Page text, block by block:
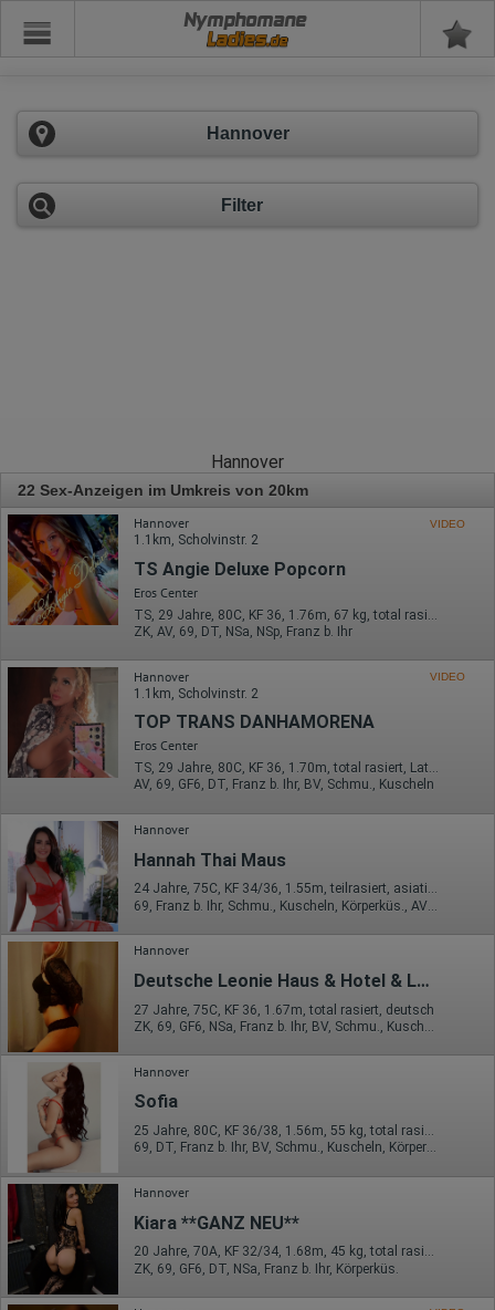
Nymphomane
Hannover
Filter
Hannover
22 Sex-Anzeigen im Umkreis von 20km
Hannover VIDEO
1.1km, Scholvinstr. 2
TS Angie Deluxe Popcorn
Eros Center
TS, 29 Jahre, 80C, KF 36, 1.76m, 67 kg, total rasiert, Latina
ZK, AV, 69, DT, NSa, NSp, Franz b. Ihr
Hannover VIDEO
1.1km, Scholvinstr. 2
TOP TRANS DANHAMORENA
Eros Center
TS, 29 Jahre, 80C, KF 36, 1.70m, total rasiert, Latina
AV, 69, GF6, DT, Franz b. Ihr, BV, Schmu., Kuscheln
Hannover
Hannah Thai Maus
24 Jahre, 75C, KF 34/36, 1.55m, teilrasiert, asiatisch
Hannover
Deutsche Leonie Haus & Hotel & Lkw Dates
27 Jahre, 75C, KF 36, 1.67m, total rasiert, deutsch
ZK, 69, GF6, NSa, Franz b. Ihr, BV, Schmu., Kuscheln
Hannover
Sofia
25 Jahre, 80C, KF 36/38, 1.56m, 55 kg, total rasiert, Latina
69, DT, Franz b. Ihr, BV, Schmu., Kuscheln, Körperküs., Mast.
Hannover
Kiara **GANZ NEU**
20 Jahre, 70A, KF 32/34, 1.68m, 45 kg, total rasiert, osteuropäisch
ZK, 69, GF6, DT, NSa, Franz b. Ihr, Körperküs.